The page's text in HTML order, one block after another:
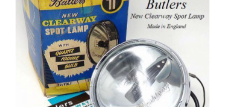
ンバーターは入手困難ですが、尚且つデッドストック未使用の大変レ…
ケンジントン ステーション ラウンドクロック
当時のロンドン・ケンジントン駅に掛かっていそうなアンティークスタ